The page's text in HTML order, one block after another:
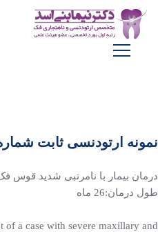
‌نمونه ارتودنسی ثابت شماره
درمان بیمار با نامرتبی شدید قوس فک
طول درمان:26 ماه
of a case with severe maxillary and